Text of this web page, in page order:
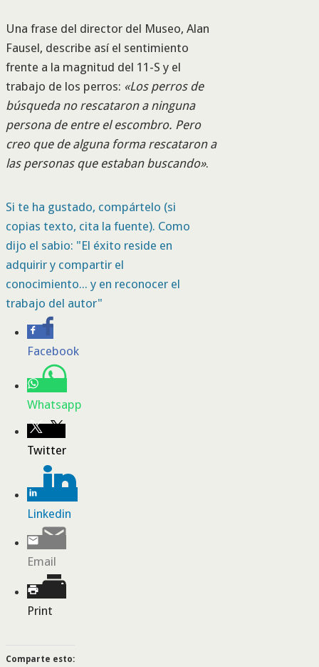
Una frase del director del Museo, Alan
Fausel, describe así el sentimiento
frente a la magnitud del 11-S y el
trabajo de los perros: «Los perros de
búsqueda no rescataron a ninguna
persona de entre el escombro. Pero
creo que de alguna forma rescataron a
las personas que estaban buscando».
Si te ha gustado, compártelo (si
copias texto, cita la fuente). Como
dijo el sabio: "El éxito reside en
adquirir y compartir el
conocimiento... y en reconocer el
trabajo del autor"
Facebook
Whatsapp
Twitter
Linkedin
Email
Print
Comparte esto: